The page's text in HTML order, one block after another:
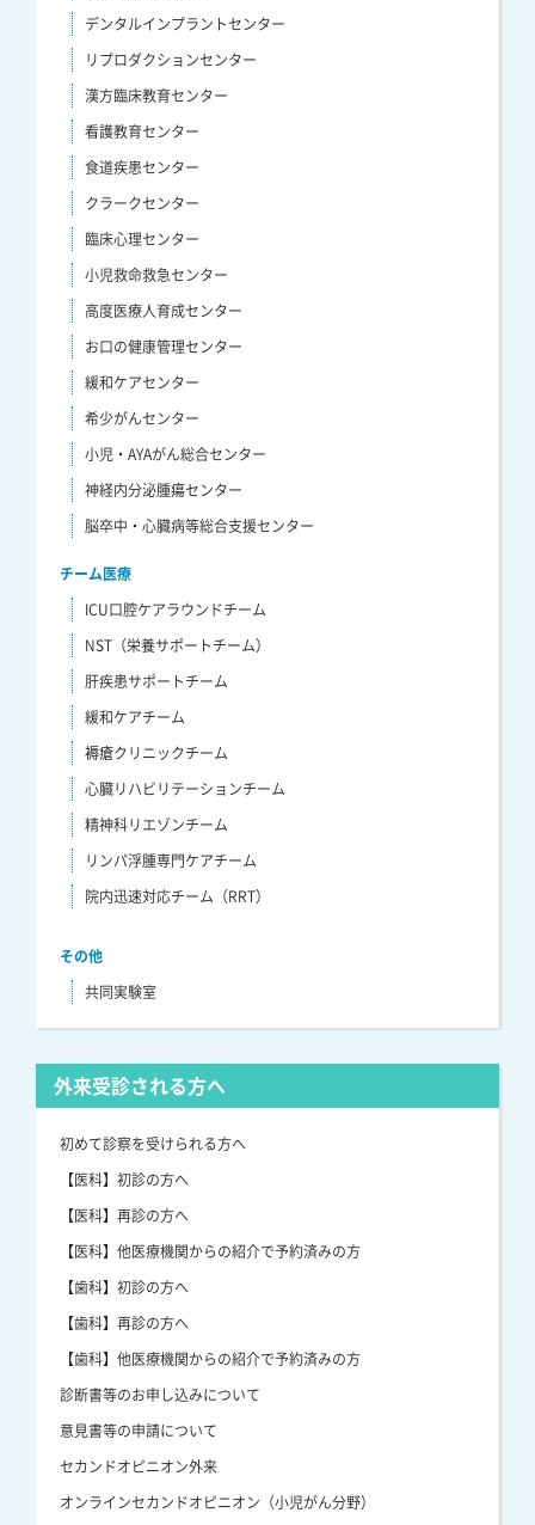
デンタルインプラントセンター
リプロダクションセンター
漢方臨床教育センター
看護教育センター
食道疾患センター
クラークセンター
臨床心理センター
小児救命救急センター
高度医療人育成センター
お口の健康管理センター
緩和ケアセンター
希少がんセンター
小児・AYAがん総合センター
神経内分泌腫瘍センター
脳卒中・心臓病等総合支援センター
チーム医療
ICU口腔ケアラウンドチーム
NST（栄養サポートチーム）
肝疾患サポートチーム
緩和ケアチーム
褥瘡クリニックチーム
心臓リハビリテーションチーム
精神科リエゾンチーム
リンパ浮腫専門ケアチーム
院内迅速対応チーム（RRT）
その他
共同実験室
外来受診される方へ
初めて診察を受けられる方へ
【医科】初診の方へ
【医科】再診の方へ
【医科】他医療機関からの紹介で予約済みの方
【歯科】初診の方へ
【歯科】再診の方へ
【歯科】他医療機関からの紹介で予約済みの方
診断書等のお申し込みについて
意見書等の申請について
セカンドオピニオン外来
オンラインセカンドオピニオン（小児がん分野）